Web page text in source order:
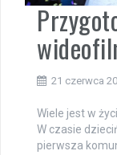
21 czerwca
Wiele jest w
W czasie
pierwsza